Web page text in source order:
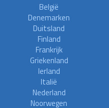
België
Denemarken
Duitsland
Finland
Frankrijk
Griekenland
Ierland
Italië
Nederland
Noorwegen